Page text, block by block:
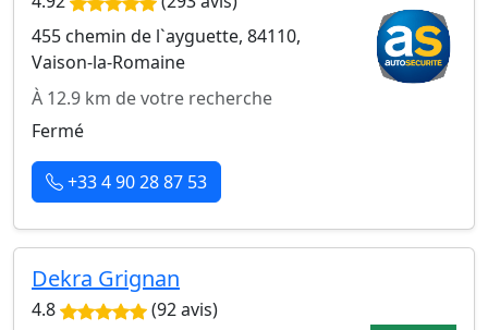
455 chemin de l`ayguette, 84110,
Vaison-la-Romaine
À 12.9 km de votre recherche
Fermé
+33 4 90 28 87 53
Dekra Grignan
4.8
(92 avis)